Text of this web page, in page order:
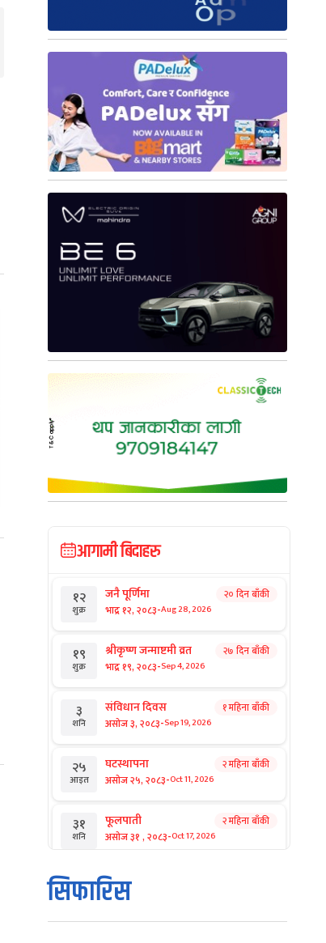
आगामी बिदाहरु
१२
शुक्र
जनै पूर्णिमा
भाद्र १२, २०८३-Aug 28, 2026
२० दिन बाँकी
१९
शुक्र
श्रीकृष्ण जन्माष्टमी व्रत
भाद्र १९, २०८३-Sep 4, 2026
२७ दिन बाँकी
३
शनि
संविधान दिवस
असोज ३, २०८३-Sep 19, 2026
१ महिना बाँकी
२५
आइत
घटस्थापना
असोज २५, २०८३-Oct 11, 2026
२ महिना बाँकी
३१
शनि
फूलपाती
असोज ३१ , २०८३-Oct 17, 2026
२ महिना बाँकी
१
आइत
कार्तिक सङ्क्रान्ति
कार्तिक १, २०८३
सिफारिस